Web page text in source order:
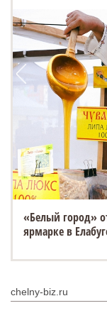
«Белый город»
ярмарке в
ESTEO MX уже в
и полный привод
chelny-biz.ru